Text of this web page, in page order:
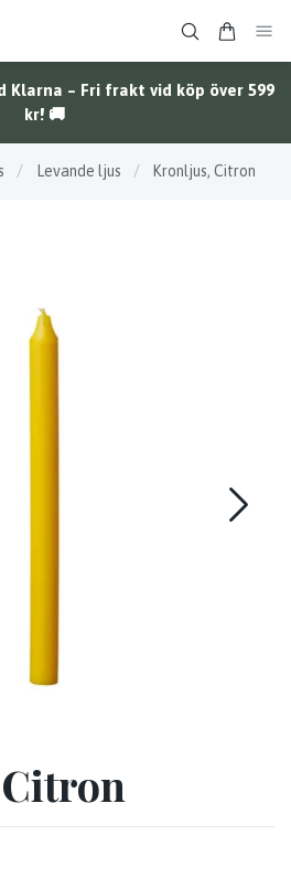
Klarna – Fri frakt vid köp över 599
kr! 🚚
/ Levande ljus / Kronljus, Citron